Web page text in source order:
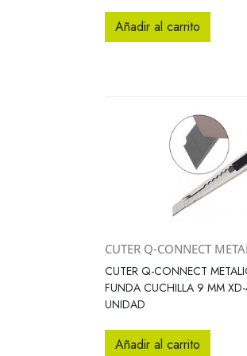
Añadir al carrito
 Vista
CUTER Q-CONNECT
CUTER Q-CONNECT
FUNDA CUCHILLA 9 MM
UNIDAD
Añadir al carrito